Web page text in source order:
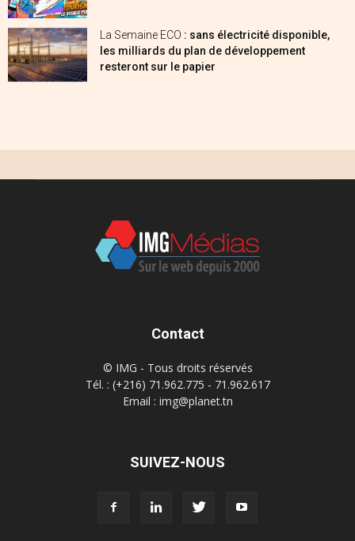
La Semaine ECO : sans électricité disponible,
les milliards du plan de développement
resteront sur le papier
Contact
© IMG - Tous droits réservés
Tél. : (+216) 71.962.775 - 71.962.617
Email : img@planet.tn
SUIVEZ-NOUS